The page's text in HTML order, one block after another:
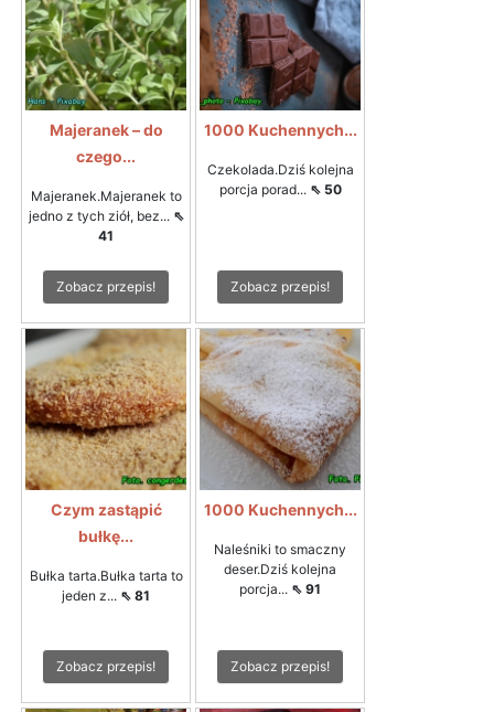
Majeranek – do
czego...
Majeranek.Majeranek to
jedno z tych ziół, bez... ⇖
41
Zobacz przepis!
1000 Kuchennych...
Czekolada.Dziś kolejna
porcja porad... ⇖ 50
Zobacz przepis!
Czym zastąpić
bułkę...
Bułka tarta.Bułka tarta to
jeden z... ⇖ 81
Zobacz przepis!
1000 Kuchennych...
Naleśniki to smaczny
deser.Dziś kolejna
porcja... ⇖ 91
Zobacz przepis!